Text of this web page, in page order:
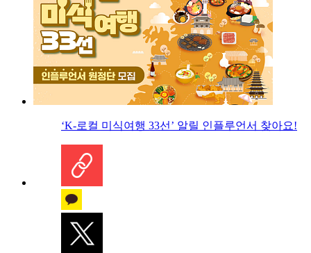
‘K-로컬 미식여행 33선’ 알릴 인플루언서 찾아요!